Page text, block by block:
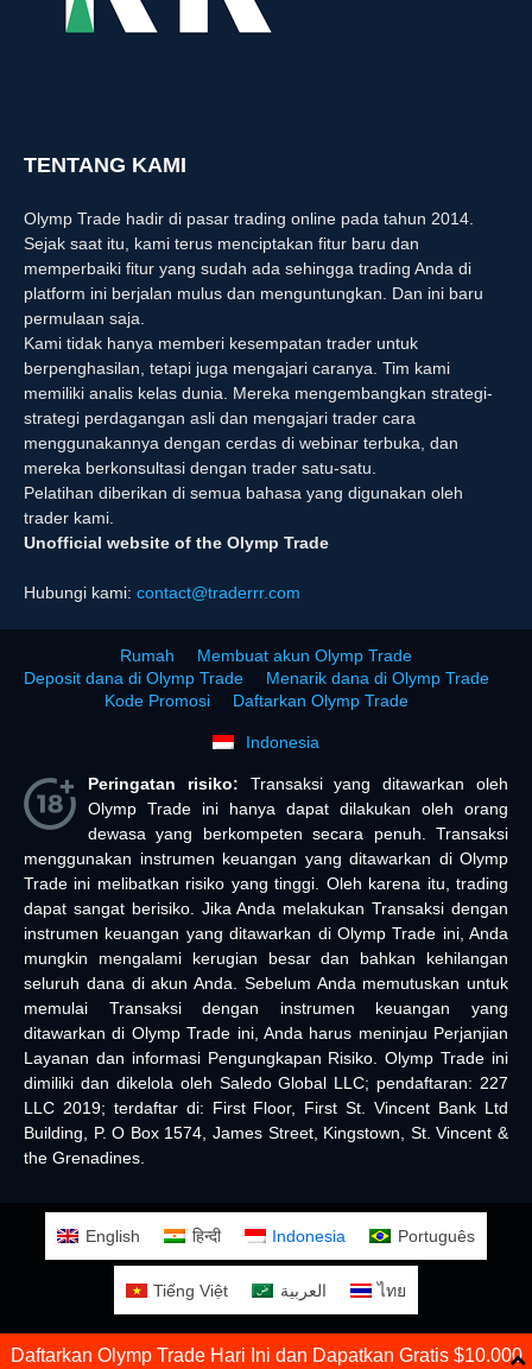
TENTANG KAMI
Olymp Trade hadir di pasar trading online pada tahun 2014.
Sejak saat itu, kami terus menciptakan fitur baru dan
memperbaiki fitur yang sudah ada sehingga trading Anda di
platform ini berjalan mulus dan menguntungkan. Dan ini baru
permulaan saja.
Kami tidak hanya memberi kesempatan trader untuk
berpenghasilan, tetapi juga mengajari caranya. Tim kami
memiliki analis kelas dunia. Mereka mengembangkan strategi-
strategi perdagangan asli dan mengajari trader cara
menggunakannya dengan cerdas di webinar terbuka, dan
mereka berkonsultasi dengan trader satu-satu.
Pelatihan diberikan di semua bahasa yang digunakan oleh
trader kami.
Unofficial website of the Olymp Trade
Hubungi kami: contact@traderrr.com
Rumah
Membuat akun Olymp Trade
Deposit dana di Olymp Trade
Menarik dana di Olymp Trade
Kode Promosi
Daftarkan Olymp Trade
Indonesia
Peringatan risiko: Transaksi yang ditawarkan oleh
Olymp Trade ini hanya dapat dilakukan oleh orang
dewasa yang berkompeten secara penuh. Transaksi
menggunakan instrumen keuangan yang ditawarkan di Olymp
Trade ini melibatkan risiko yang tinggi. Oleh karena itu, trading
dapat sangat berisiko. Jika Anda melakukan Transaksi dengan
instrumen keuangan yang ditawarkan di Olymp Trade ini, Anda
mungkin mengalami kerugian besar dan bahkan kehilangan
seluruh dana di akun Anda. Sebelum Anda memutuskan untuk
memulai Transaksi dengan instrumen keuangan yang
ditawarkan di Olymp Trade ini, Anda harus meninjau Perjanjian
Layanan dan informasi Pengungkapan Risiko. Olymp Trade ini
dimiliki dan dikelola oleh Saledo Global LLC; pendaftaran: 227
LLC 2019; terdaftar di: First Floor, First St. Vincent Bank Ltd
Building, P. O Box 1574, James Street, Kingstown, St. Vincent &
the Grenadines.
English हिन्दी Indonesia Português
Tiếng Việt العربية ไทย
Daftarkan Olymp Trade Hari Ini dan Dapatkan Gratis $10.000